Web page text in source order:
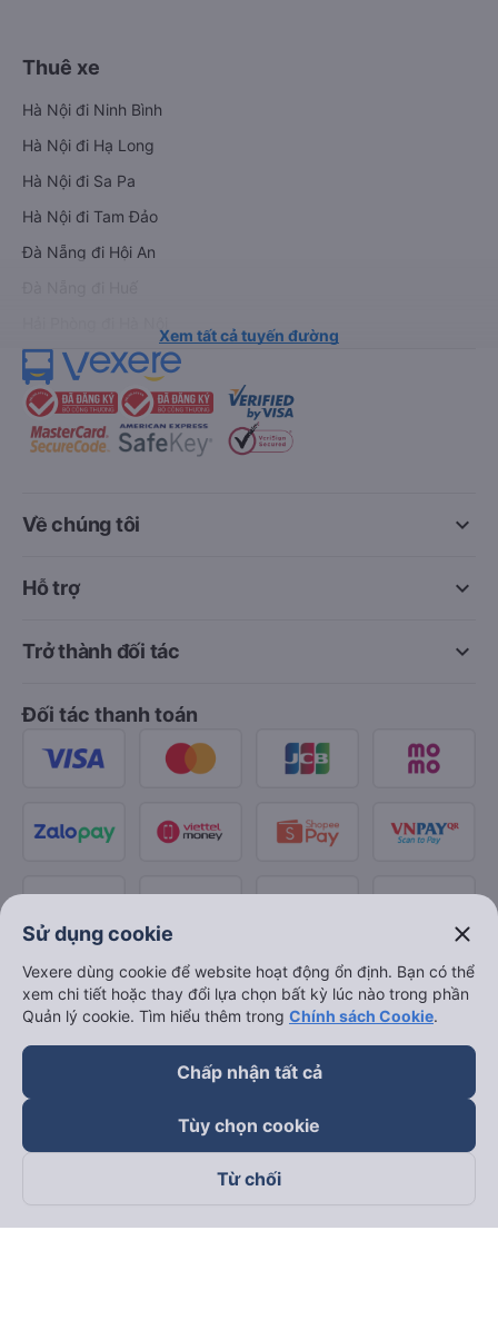
Thuê xe
Hà Nội đi Ninh Bình
Hà Nội đi Hạ Long
Hà Nội đi Sa Pa
Hà Nội đi Tam Đảo
Đà Nẵng đi Hội An
Xem tất cả tuyến đường
keyboard_arrow_down
Về chúng tôi
keyboard_arrow_down
Hỗ trợ
keyboard_arrow_down
Trở thành đối tác
Đối tác thanh toán
Theo dõi chúng tôi trên
Sử dụng cookie close
Vexere dùng cookie để website hoạt động ổn định. Bạn có thể
xem chi tiết hoặc thay đổi lựa chọn bất kỳ lúc nào trong phần
Quản lý cookie. Tìm hiểu thêm trong Chính sách Cookie.
Chấp nhận tất cả
Tùy chọn cookie
Từ chối